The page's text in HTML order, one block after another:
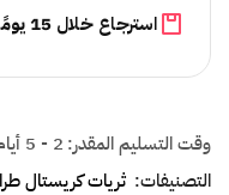
استرجاع خلال 15 يومًا
وقت التسليم المقدر: 2 - 5 أيام
التصنيفات: ثريات كريستال